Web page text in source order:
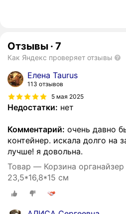
Отзывы · 7
Как Яндекс проверяет отзывы
Елена Taurus
113 отзывов
5 мая 2025
Недостатки: нет
Комментарий: очень давно
контейнер. искала долго на
лучше! я довольна.
Товар — Корзина органайзер
23,5*16,8*15 см